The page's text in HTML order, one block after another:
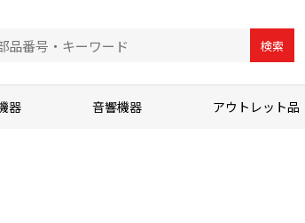
検索
器 音響機器 アウトレット品